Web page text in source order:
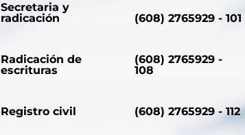
Secretaria y
radicación
Radicación de
escrituras
Registro civil
(608) 2765929 - 101
(608) 2765929 -
108
(608) 2765929 - 112